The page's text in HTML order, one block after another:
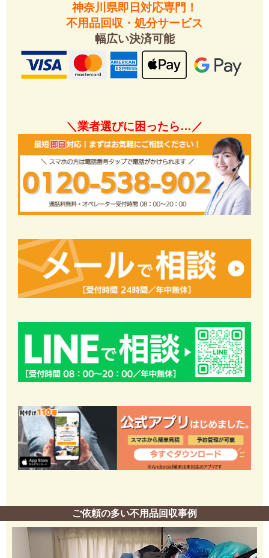
神奈川県即日対応専門！
不用品回収・処分サービス
幅広い決済可能
＼業者選びに困ったら…／
ご依頼の多い不用品回収事例